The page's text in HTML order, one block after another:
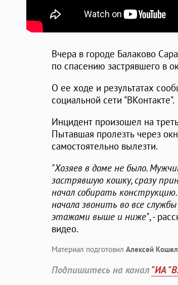
Вчера в городе Балаково
по спасению застрявшего в
О ее ходе и результатах
социальной сети "ВКонтакте".
Инцидент произошел на
Пытавшая пролезть через
самостоятельно вылезти.
"Хозяев в доме не было.
застрявшую кошку, сразу
начал собирать
начала звонить во все
этажами выше и ниже", -
видео.
Материал подготовил Алексей
Подпишитесь на канал"ИА